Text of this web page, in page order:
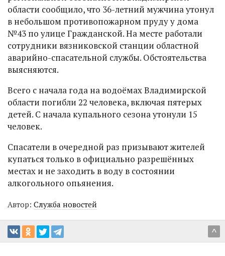
области сообщило, что 36-летний мужчина утонул
в небольшом противопожарном пруду у дома
№43 по улице Гражданской. На месте работали
сотрудники вязниковской станции областной
аварийно-спасательной службы. Обстоятельства
выясняются.
Всего с начала года на водоёмах Владимирской
области погибли 22 человека, включая пятерых
детей. С начала купального сезона утонули 15
человек.
Спасатели в очередной раз призывают жителей
купаться только в официально разрешённых
местах и не заходить в воду в состоянии
алкогольного опьянения.
Автор: Служба новостей
^